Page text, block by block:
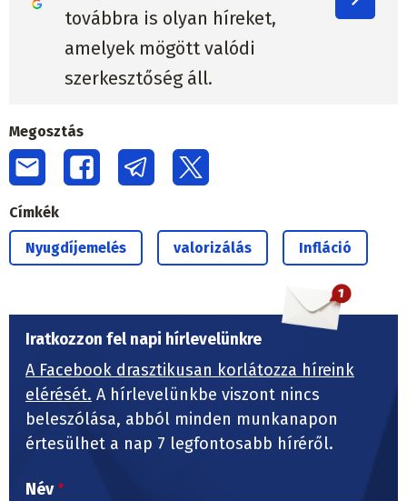
továbbra is olyan híreket,
amelyek mögött valódi
szerkesztőség áll.
Megosztás
Címkék
Nyugdíjemelés valorizálás Infláció
Iratkozzon fel napi hírlevelünkre
A Facebook drasztikusan korlátozza híreink
elérését. A hírlevelünkbe viszont nincs
beleszólása, abból minden munkanapon
értesülhet a nap 7 legfontosabb híréről.
Név